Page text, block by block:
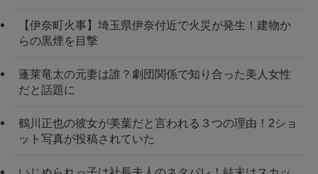
【伊奈町火事】埼玉県伊奈付近で火災が発生！建物か
らの黒煙を目撃
蓬莱竜太の元妻は誰？劇団関係で知り合った美人女性
だと話題に
鶴川正也の彼女が美葉だと言われる３つの理由！2ショ
ット写真が投稿されていた